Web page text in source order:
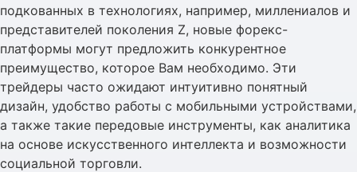
подкованных в технологиях, например, миллениалов и
представителей поколения Z, новые форекс-
платформы могут предложить конкурентное
преимущество, которое Вам необходимо. Эти
трейдеры часто ожидают интуитивно понятный
дизайн, удобство работы с мобильными устройствами,
а также такие передовые инструменты, как аналитика
на основе искусственного интеллекта и возможности
социальной торговли.